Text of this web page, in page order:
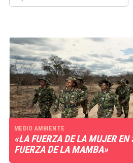
MEDIO AMBIENTE
«LA FUERZA DE LA MUJER
FUERZA DE LA MAMBA»